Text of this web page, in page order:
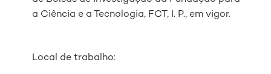
a Ciência e a Tecnologia, FCT, I. P., em vigor.
Local de trabalho: